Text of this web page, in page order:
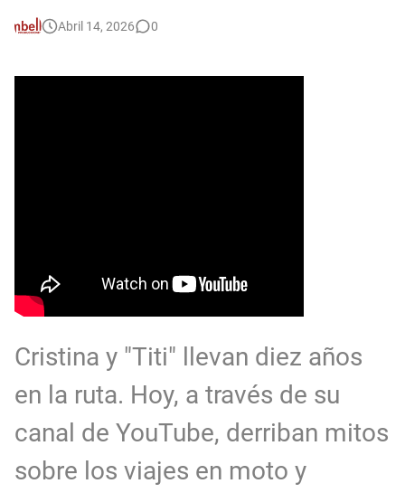
Abril 14, 2026 0
Cristina y "Titi" llevan diez años
en la ruta. Hoy, a través de su
canal de YouTube, derriban mitos
sobre los viajes en moto y